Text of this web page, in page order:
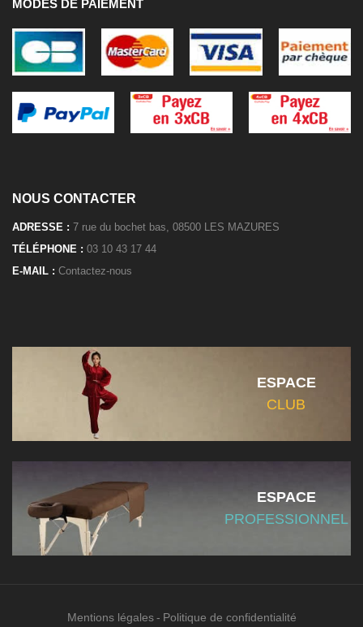
MODES DE PAIEMENT
NOUS CONTACTER
ADRESSE : 7 rue du bochet bas, 08500 LES MAZURES
TÉLÉPHONE : 03 10 43 17 44
E-MAIL : Contactez-nous
ESPACE
CLUB
ESPACE
PROFESSIONNEL
Mentions légales Politique de confidentialité